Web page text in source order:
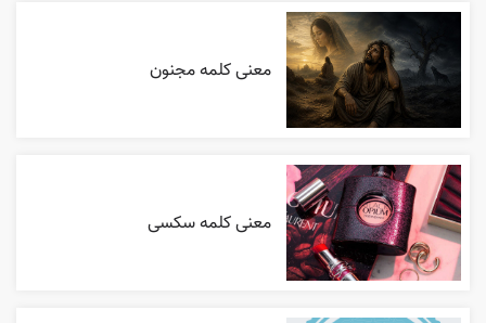
معنی کلمه مجنون
معنی کلمه سکسی